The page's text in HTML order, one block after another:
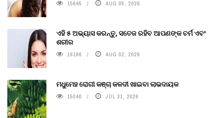
15645 AUG 05, 2026
ଏହି ୫ ଅଭ୍ୟାସ କରନ୍ତୁ, ସତେଜ ରହିବ ଆପଣଙ୍କ ଚର୍ମ ଏବଂ
ଶରୀର
16186 AUG 02, 2026
ମଧୁମେହ ରୋଗୀ କଞ୍ଚା କଳଦୀ ଖାଇବା ଲାଭଦାୟକ
15040 JUL 31, 2026